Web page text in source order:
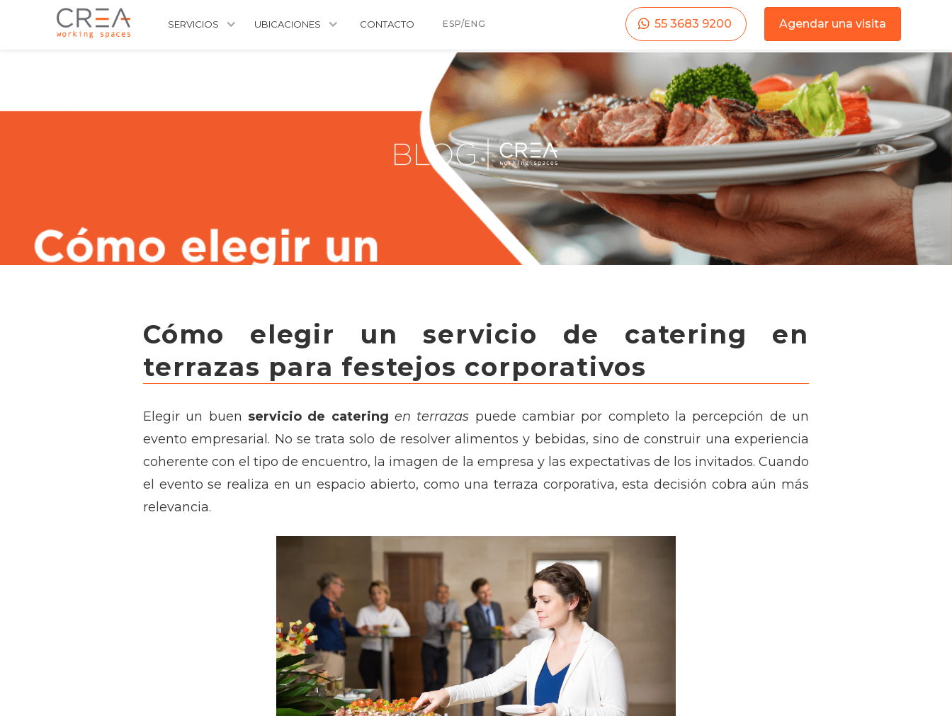
SERVICIOS UBICACIONES CONTACTO ESP/ENG Agendar una visita
55 3683 9200
Cómo elegir un servicio de catering en
terrazas para festejos corporativos
Elegir un buen servicio de catering en terrazas puede cambiar por completo la percepción de un
evento empresarial. No se trata solo de resolver alimentos y bebidas, sino de construir una experiencia
coherente con el tipo de encuentro, la imagen de la empresa y las expectativas de los invitados. Cuando
el evento se realiza en un espacio abierto, como una terraza corporativa, esta decisión cobra aún más
relevancia.